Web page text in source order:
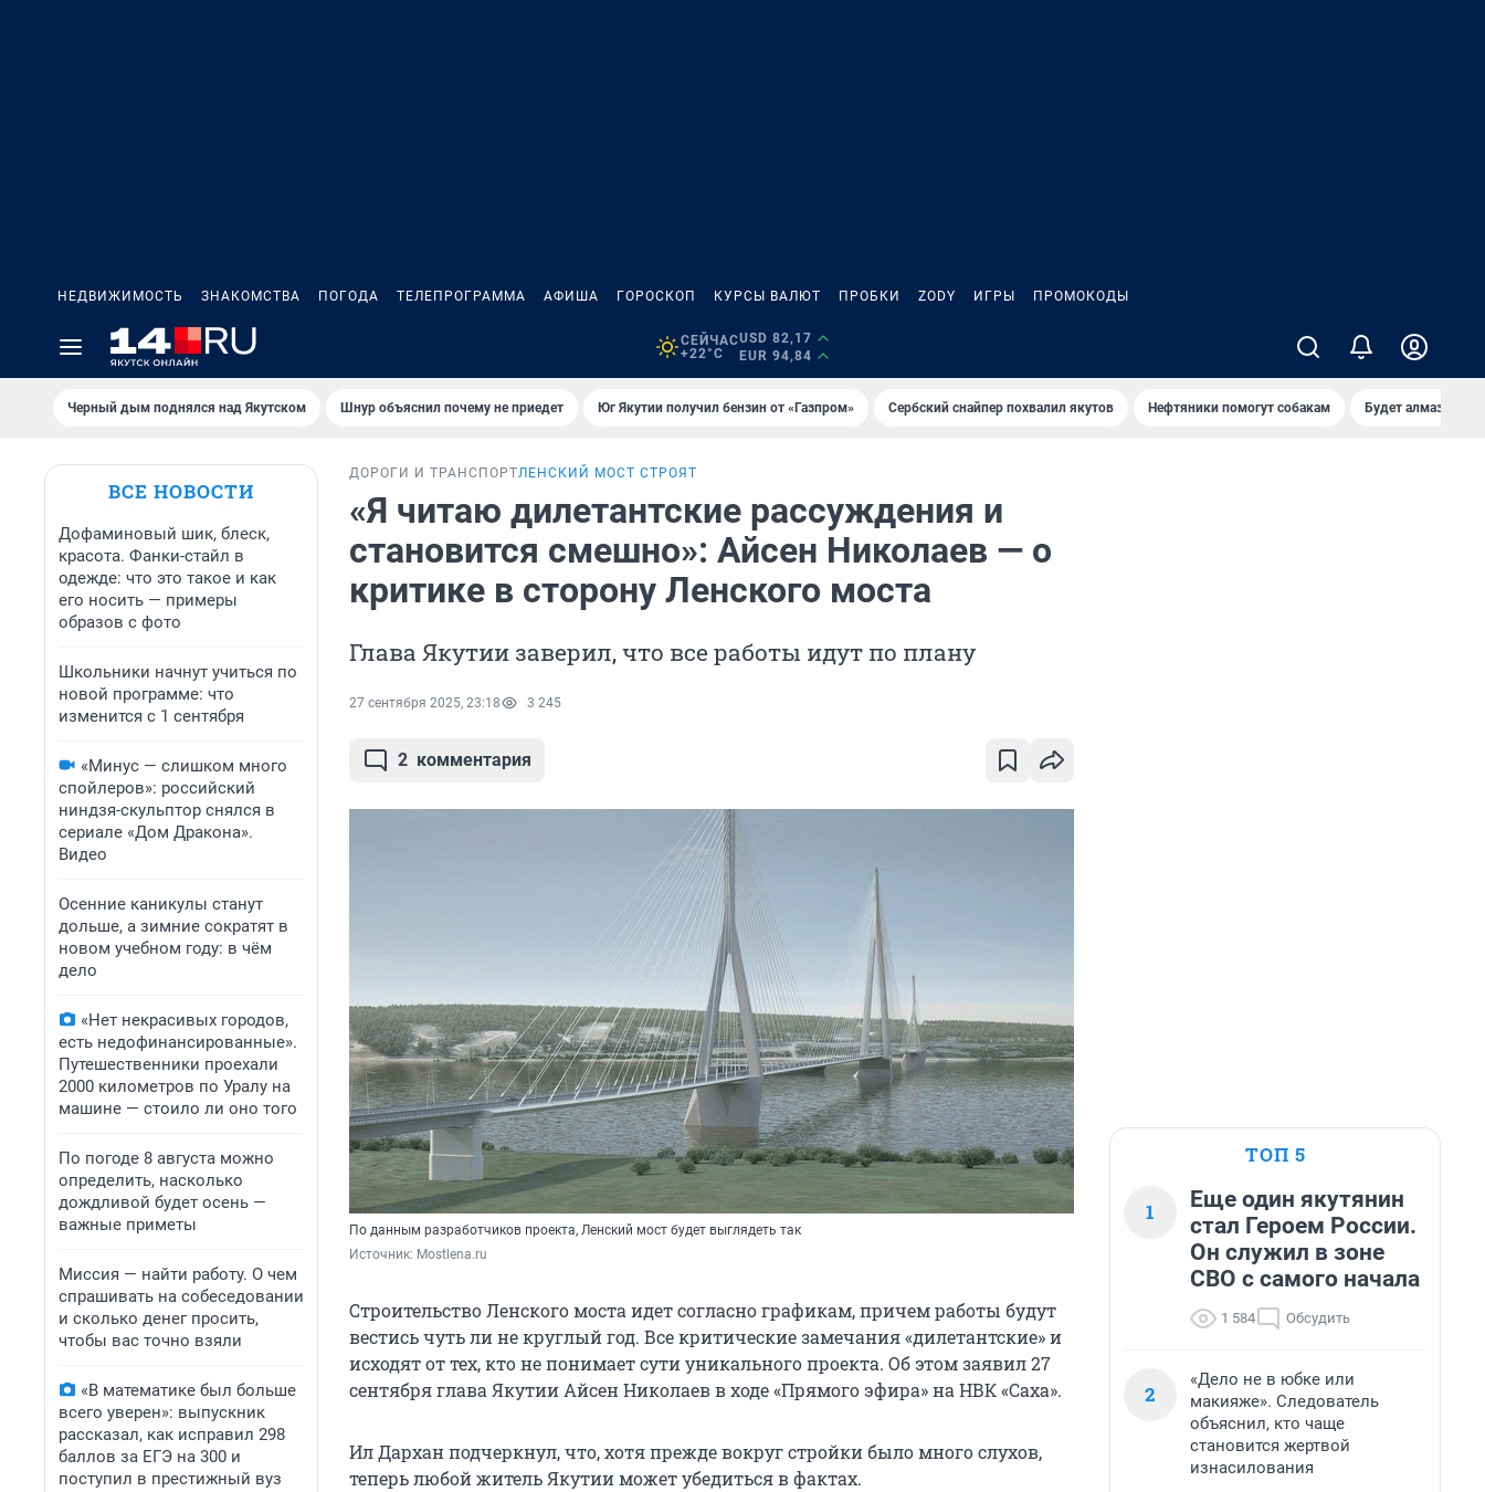
НЕДВИЖИМОСТЬ ЗНАКОМСТВА ПОГОДА ТЕЛЕПРОГРАММА АФИША ГОРОСКОП КУРСЫ ВАЛЮТ ПРОБКИ ZODY ИГРЫ ПРОМОКОДЫ
СЕЙЧАС
+22°C
USD 82,17
EUR 94,84
Черный дым поднялся над Якутском Шнур объяснил почему не приедет Юг Якутии получил бензин от «Газпром» Сербский снайпер похвалил якутов Нефтяники помогут собакам Будет алмазный
ВСЕ НОВОСТИ
Дофаминовый шик, блеск,
красота. Фанки-стайл в
одежде: что это такое и как
его носить — примеры
образов с фото
Школьники начнут учиться по
новой программе: что
изменится с 1 сентября
«Минус — слишком много
спойлеров»: российский
ниндзя-скульптор снялся в
сериале «Дом Дракона».
Видео
Осенние каникулы станут
дольше, а зимние сократят в
новом учебном году: в чём
дело
«Нет некрасивых городов,
есть недофинансированные».
Путешественники проехали
2000 километров по Уралу на
машине — стоило ли оно того
По погоде 8 августа можно
определить, насколько
дождливой будет осень —
важные приметы
Миссия — найти работу. О чем
спрашивать на собеседовании
и сколько денег просить,
чтобы вас точно взяли
«В математике был больше
всего уверен»: выпускник
рассказал, как исправил 298
баллов за ЕГЭ на 300 и
поступил в престижный вуз
ДОРОГИ И ТРАНСПОРТЛЕНСКИЙ МОСТ СТРОЯТ
«Я читаю дилетантские рассуждения и
становится смешно»: Айсен Николаев — о
критике в сторону Ленского моста
Глава Якутии заверил, что все работы идут по плану
27 сентября 2025, 23:18 3 245
2 комментария
По данным разработчиков проекта, Ленский мост будет выглядеть так
Источник: Mostlena.ru
Строительство Ленского моста идет согласно графикам, причем работы будут
вестись чуть ли не круглый год. Все критические замечания «дилетантские» и
исходят от тех, кто не понимает сути уникального проекта. Об этом заявил 27
сентября глава Якутии Айсен Николаев в ходе «Прямого эфира» на НВК «Саха».
Ил Дархан подчеркнул, что, хотя прежде вокруг стройки было много слухов,
теперь любой житель Якутии может убедиться в фактах.
ТОП 5
1
Еще один якутянин
стал Героем России.
Он служил в зоне
СВО с самого начала
1 584 Обсудить
2
«Дело не в юбке или
макияже». Следователь
объяснил, кто чаще
становится жертвой
изнасилования